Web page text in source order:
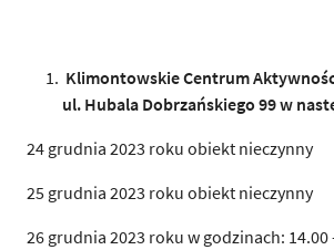
Klimontowskie Centrum
ul. Hubala Dobrzańskiego 99 w
24 grudnia 2023 roku obiekt nieczynny
25 grudnia 2023 roku obiekt nieczynny
26 grudnia 2023 roku w godzinach: 14.00